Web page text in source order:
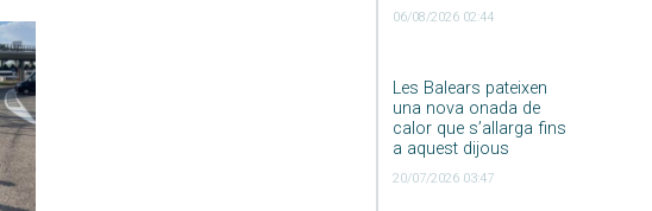
06/08/2026 02:44
Les Balears pateixen
una nova onada de
calor que s’allarga fins
a aquest dijous
20/07/2026 03:47